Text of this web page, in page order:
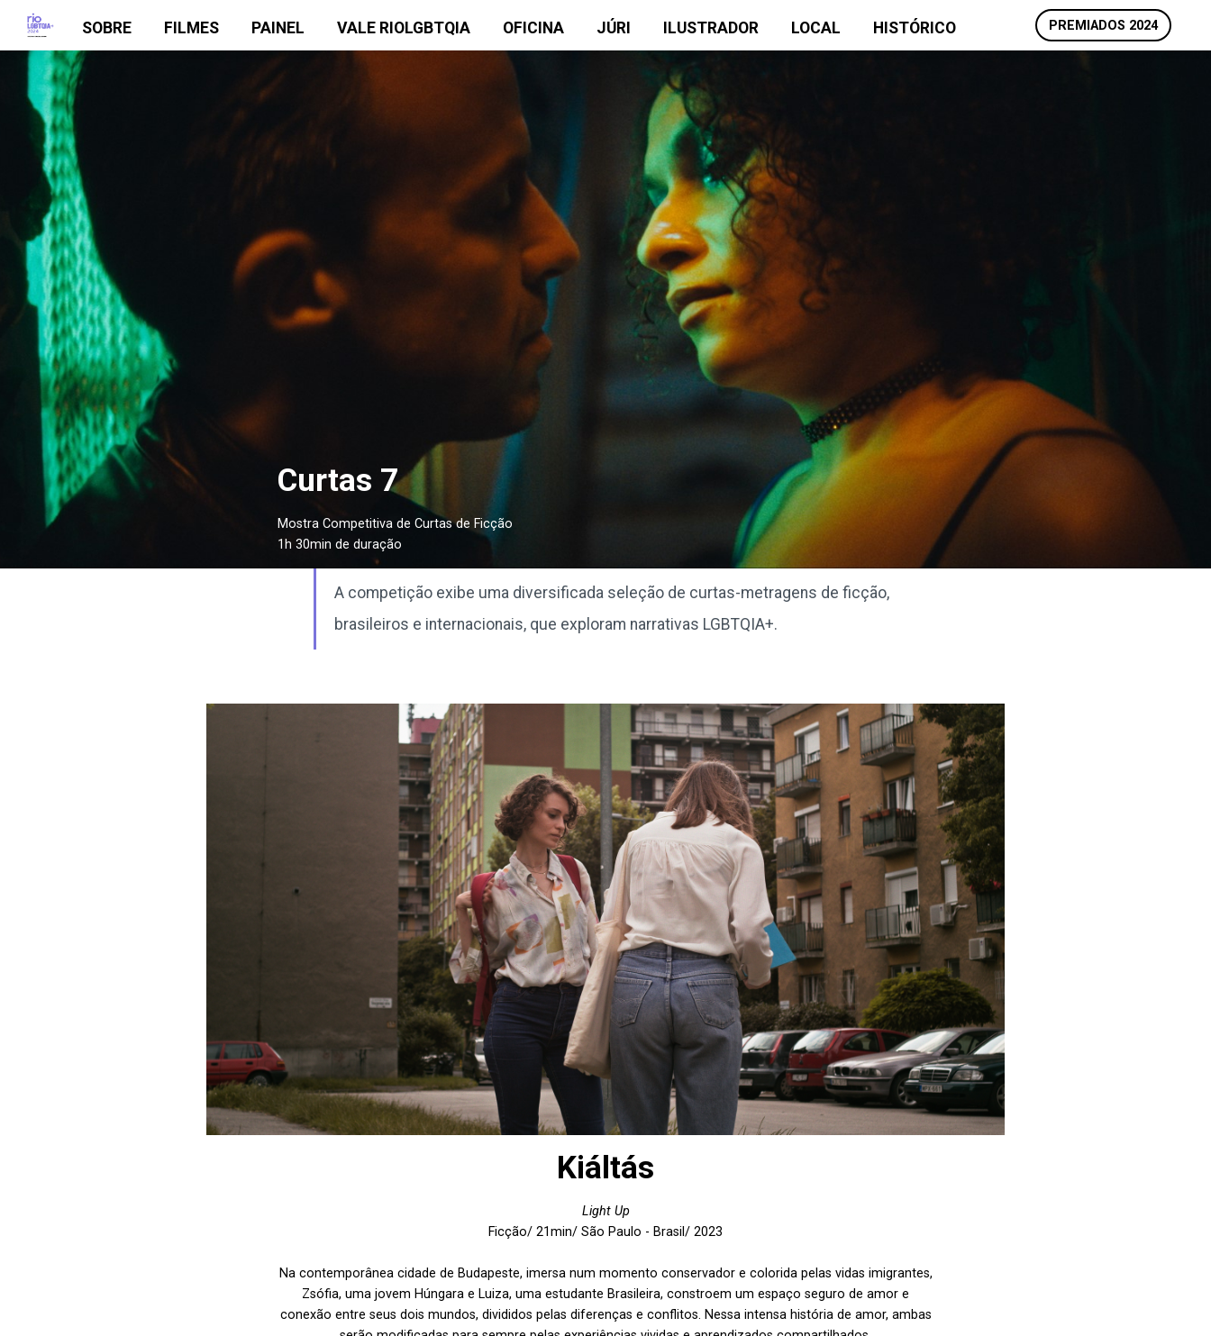
SOBRE FILMES PAINEL VALE RIOLGBTQIA OFICINA JÚRI ILUSTRADOR LOCAL HISTÓRICO PREMIADOS 2024
Curtas 7
Mostra Competitiva de Curtas de Ficção
1h 30min de duração
A competição exibe uma diversificada seleção de curtas-metragens de ficção,
brasileiros e internacionais, que exploram narrativas LGBTQIA+.
Kiáltás
Light Up
Ficção/ 21min/ São Paulo - Brasil/ 2023
Na contemporânea cidade de Budapeste, imersa num momento conservador e colorida pelas vidas imigrantes,
Zsófia, uma jovem Húngara e Luiza, uma estudante Brasileira, constroem um espaço seguro de amor e
conexão entre seus dois mundos, divididos pelas diferenças e conflitos. Nessa intensa história de amor, ambas